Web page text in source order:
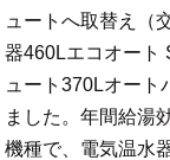
ュートへ取替え（
器460Lエコオート
ュート370Lオート
ました。年間給湯
機種で、電気温水